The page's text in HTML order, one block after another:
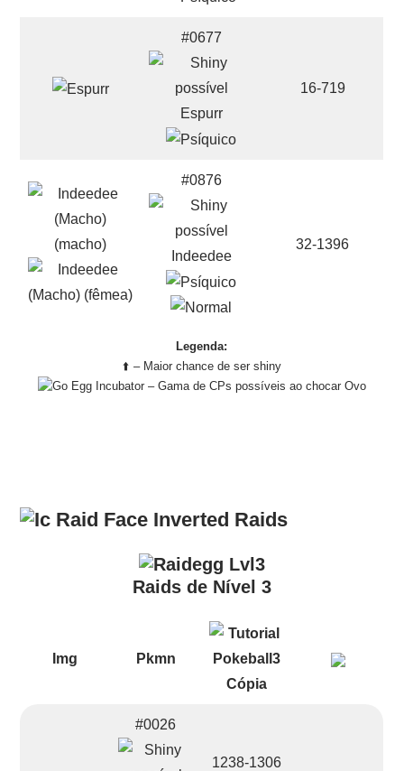
#0677
Espurr
16-719
#0876
Indeedee
32-1396
Legenda:
⬆️ – Maior chance de ser shiny
– Gama de CPs possíveis ao chocar Ovo
Raids
Raids de Nível 3
Img Pkmn
#0026
1238-1306